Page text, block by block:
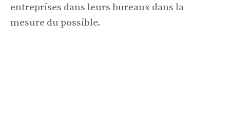
entreprises dans leurs bureaux dans la
mesure du possible.